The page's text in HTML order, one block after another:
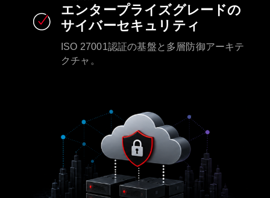
エンタープライズグレードの
サイバーセキュリティ
ISO 27001認証の基盤と多層防御アーキテ
クチャ。